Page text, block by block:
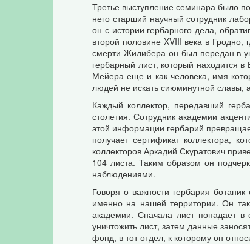
Третье выступление семинара было
него старший научный сотрудник
он с истории гербарного дела,
второй половине XVIII века в
смерти Жилибера он был передан в
гербарный лист, который находится
Мейера еще и как человека, имя
людей не искать сиюминутной славы,
Каждый коллектор, передавший
столетия. Сотрудник академии
этой информации гербарий
получает сертификат коллектора,
коллекторов Аркадий Скуратович
104 листа. Таким образом он
наблюдениями.
Говоря о важности гербария
именно на нашей территории. Он
академии. Сначала лист попадает в
уничтожить лист, затем данные
фонд, в тот отдел, к которому он